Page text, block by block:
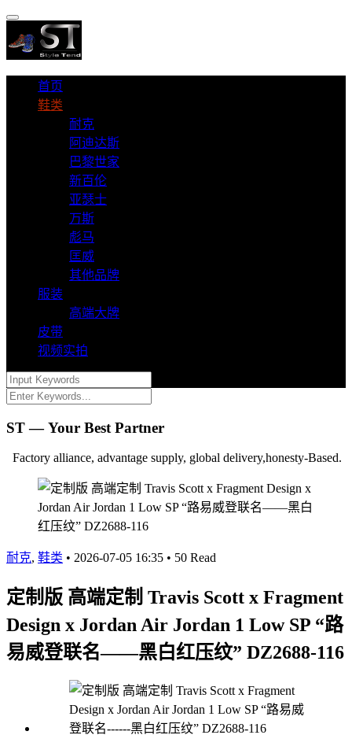
首页
鞋类
耐克
阿迪达斯
巴黎世家
新百伦
亚瑟士
万斯
彪马
匡威
其他品牌
服装
高端大牌
皮带
视频实拍
ST — Your Best Partner
Factory alliance, advantage supply, global delivery,honesty-Based.
耐克, 鞋类 • 2026-07-05 16:35 • 50 Read
定制版 高端定制 Travis Scott x Fragment
Design x Jordan Air Jordan 1 Low SP “路
易威登联名——黑白红压纹” DZ2688-116